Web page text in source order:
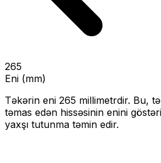
265
Eni (mm)
Təkərin eni 265 millimetrdir. Bu,
təmas edən hissəsinin enini
yaxşı tutunma təmin edir.